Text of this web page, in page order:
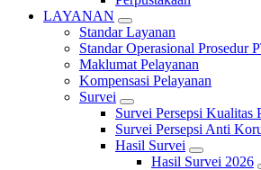
LAYANAN
Standar Layanan
Standar Operasional Prosedur
Maklumat Pelayanan
Kompensasi Pelayanan
Survei
Survei Persepsi Kualitas
Survei Persepsi Anti
Hasil Survei
Hasil Survei 2026